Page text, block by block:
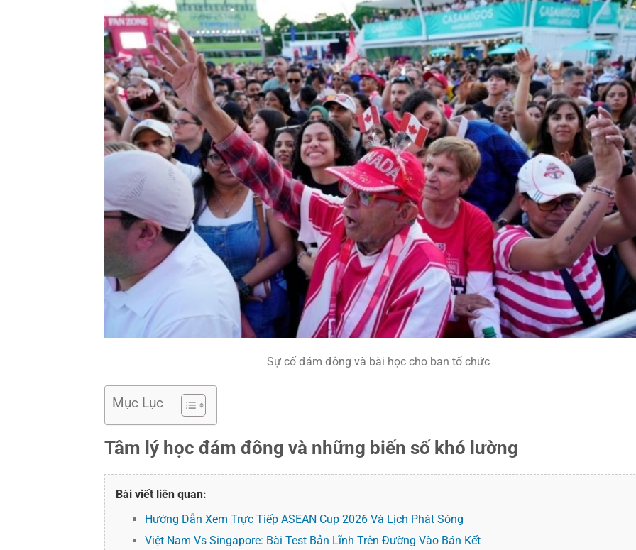
Sự cố đám đông và bài học cho ban tổ chức
Mục Lục
Tâm lý học đám đông và những biến số khó lường
Bài viết liên quan:
Hướng Dẫn Xem Trực Tiếp ASEAN Cup 2026 Và Lịch Phát Sóng
Việt Nam Vs Singapore: Bài Test Bản Lĩnh Trên Đường Vào Bán Kết